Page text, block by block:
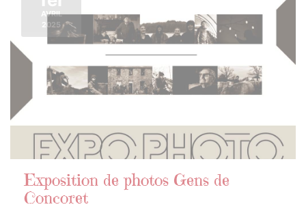
AVRIL
2025
Exposition de photos Gens de
Concoret